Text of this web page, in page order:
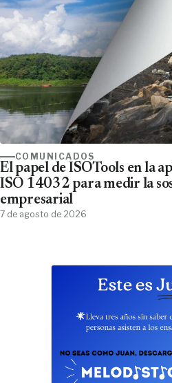
COMUNICADOS
El papel de ISOTools en la
ISO 14032 para medir la
empresarial
7 de agosto de 2026